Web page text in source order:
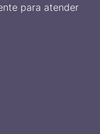
para atender